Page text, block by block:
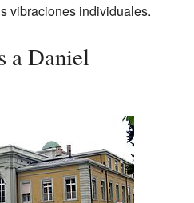
vibraciones individuales.
a Daniel